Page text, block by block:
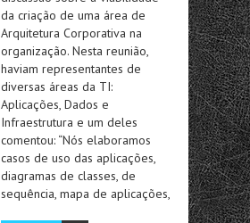
da criação de uma área de
Arquitetura Corporativa na
organização. Nesta reunião,
haviam representantes de
diversas áreas da TI:
Aplicações, Dados e
Infraestrutura e um deles
comentou: “Nós elaboramos
casos de uso das aplicações,
diagramas de classes, de
sequência, mapa de aplicações,